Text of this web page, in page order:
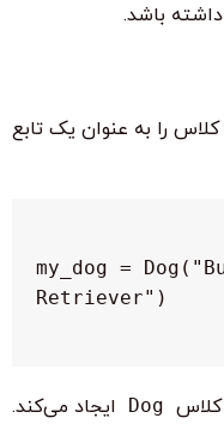
داشته باشد.
را به عنوان یک تابع
my_dog =
کلاس Dog
ایجاد می‌کند.